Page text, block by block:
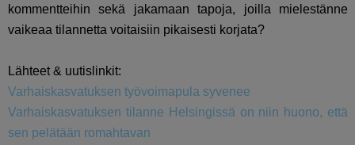
kommentteihin sekä jakamaan tapoja, joilla mielestänne
vaikeaa tilannetta voitaisiin pikaisesti korjata?
Lähteet & uutislinkit:
Varhaiskasvatuksen työvoimapula syvenee
Varhaiskasvatuksen tilanne Helsingissä on niin huono, että
sen pelätään romahtavan